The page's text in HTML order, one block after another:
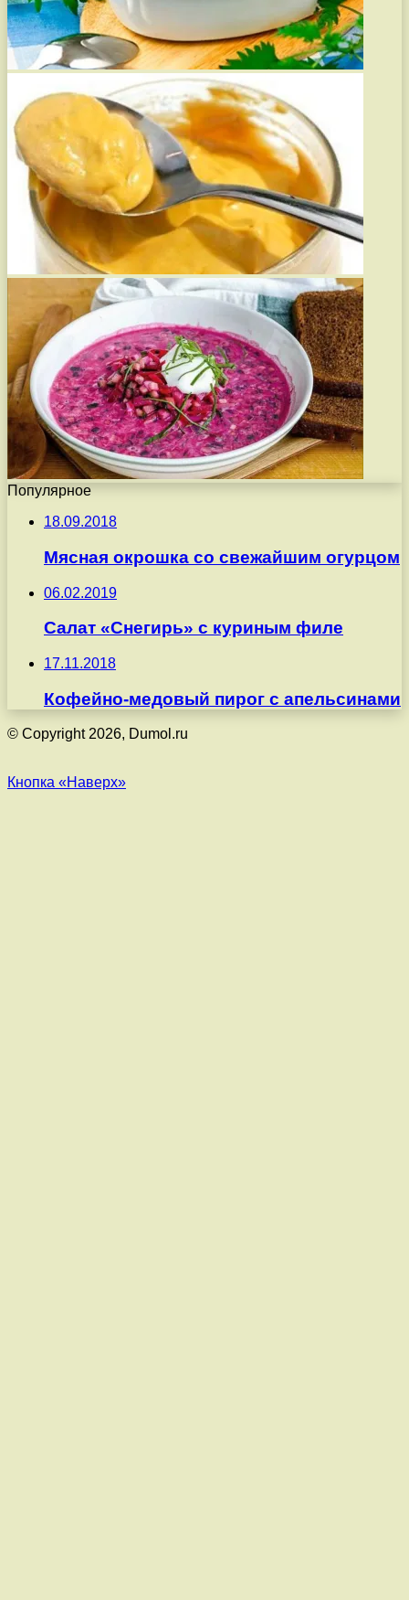
Популярное
18.09.2018
Мясная окрошка со свежайшим огурцом
06.02.2019
Салат «Снегирь» с куриным филе
17.11.2018
Кофейно-медовый пирог с апельсинами
© Copyright 2026, Dumol.ru
Кнопка «Наверх»